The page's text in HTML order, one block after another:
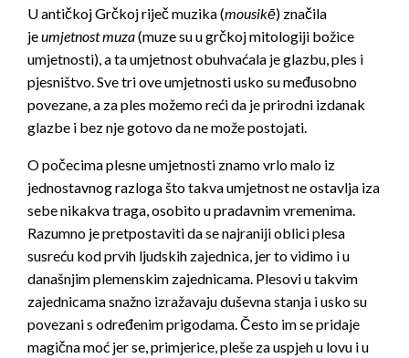
U antičkoj Grčkoj riječ muzika (mousikē) značila
jeumjetnost muza(muze su u grčkoj mitologiji božice
umjetnosti), a ta umjetnost obuhvaćala je glazbu, ples i
pjesništvo. Sve tri ove umjetnosti usko su međusobno
povezane, a za ples možemo reći da je prirodni izdanak
glazbe i bez nje gotovo da ne može postojati.
O počecima plesne umjetnosti znamo vrlo malo iz
jednostavnog razloga što takva umjetnost ne ostavlja iza
sebe nikakva traga, osobito u pradavnim vremenima.
Razumno je pretpostaviti da se najraniji oblici plesa
susreću kod prvih ljudskih zajednica, jer to vidimo i u
današnjim plemenskim zajednicama. Plesovi u takvim
zajednicama snažno izražavaju duševna stanja i usko su
povezani s određenim prigodama. Često im se pridaje
magična moć jer se, primjerice, pleše za uspjeh u lovu i u